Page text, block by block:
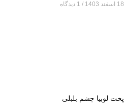
18 اسفند 1403
پخت لوبیا چشم بلبلی